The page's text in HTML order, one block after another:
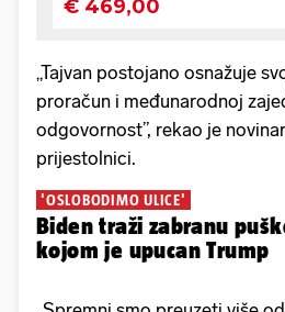
„Tajvan postojano osnažuje
proračun i međunarodnoj
odgovornost”, rekao je
prijestolnici.
'OSLOBODIMO ULICE'
Biden traži zabranu
kojom je upucan Trump